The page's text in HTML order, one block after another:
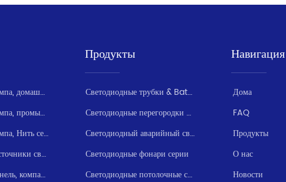
Светодиодная лампа, домашняя серия
Светодиодная лампа, промышленная серия
Светодиодная лампа, Нить серии
Светодиодные источники света серии
Светодиодная панель, компактная серия
Продукты
Светодиодные трубки & Batten серии
Светодиодные перегородки / Влагозащищенные
Светодиодный аварийный свет серии
Светодиодные фонари серии
Светодиодные потолочные светильники
Навигация
Дома
FAQ
Продукты
О нас
Новости